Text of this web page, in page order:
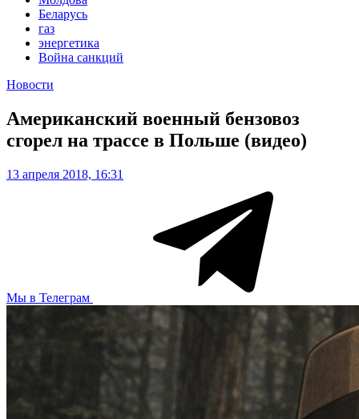
Беларусь
газ
энергетика
Война санкций
Новости
Американский военный бензовоз
сгорел на трассе в Польше (видео)
13 апреля 2018, 16:31
Мы в Телеграм